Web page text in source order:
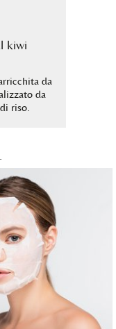
kiwi
da
da
riso.